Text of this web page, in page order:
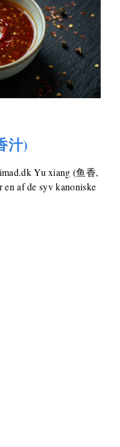
汁)
Yu xiang (鱼香,
af de syv kanoniske